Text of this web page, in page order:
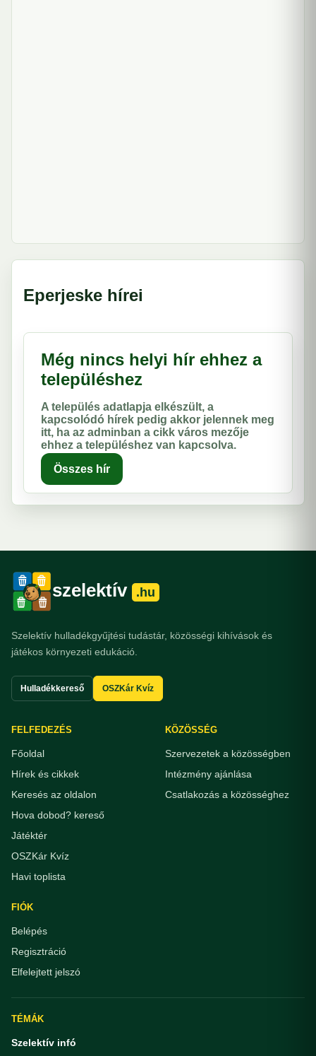
Eperjeske hírei
Még nincs helyi hír ehhez a
településhez
A település adatlapja elkészült, a
kapcsolódó hírek pedig akkor jelennek meg
itt, ha az adminban a cikk város mezője
ehhez a településhez van kapcsolva.
Összes hír
szelektív .hu
Szelektív hulladékgyűjtési tudástár, közösségi kihívások és
játékos környezeti edukáció.
Hulladékkereső OSZKár Kvíz
FELFEDEZÉS
Főoldal
Hírek és cikkek
Keresés az oldalon
Hova dobod? kereső
Játéktér
OSZKár Kvíz
Havi toplista
KÖZÖSSÉG
Szervezetek a közösségben
Intézmény ajánlása
Csatlakozás a közösséghez
FIÓK
Belépés
Regisztráció
Elfelejtett jelszó
TÉMÁK
Szelektív infó